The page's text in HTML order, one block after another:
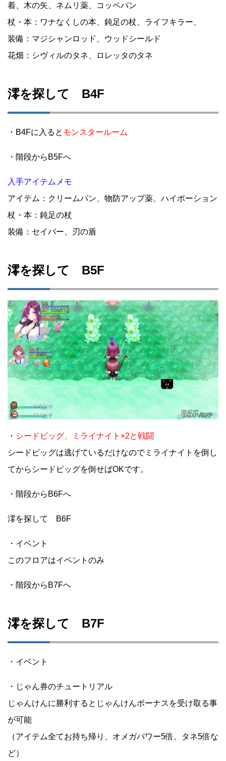
着、木の矢、ネムリ薬、コッペパン
杖・本：ワナなくしの本、鈍足の杖、ライフキラー、
装備：マジシャンロッド、ウッドシールド
花畑：シヴィルのタネ、ロレッタのタネ
澪を探して B4F
・B4Fに入ると モンスタールーム
・階段からB5Fへ
入手アイテムメモ
アイテム：クリームパン、物防アップ薬、ハイポーション
杖・本：鈍足の杖
装備：セイバー、刃の盾
澪を探して B5F
・ シードピッグ、ミライナイト×2と戦闘
シードピッグは逃げているだけなのでミライナイトを倒し
てからシードピッグを倒せばOKです。
・階段からB6Fへ
澪を探して B6F
・イベント
このフロアはイベントのみ
・階段からB7Fへ
澪を探して B7F
・イベント
・じゃん券のチュートリアル
じゃんけんに勝利するとじゃんけんボーナスを受け取る事
が可能
（アイテム全てお持ち帰り、オメガパワー5倍、タネ5倍な
ど）